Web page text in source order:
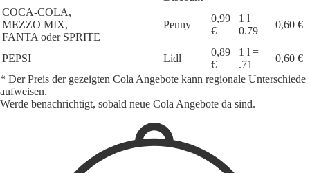
COCA-COLA,
MEZZO MIX,
FANTA oder SPRITE
Penny
0,99
€
1 l =
0.79
0,60 €
PEPSI Lidl
0,89
€
1 l =
.71
0,60 €
* Der Preis der gezeigten Cola Angebote kann regionale Unterschiede
aufweisen.
Werde benachrichtigt, sobald neue Cola Angebote da sind.